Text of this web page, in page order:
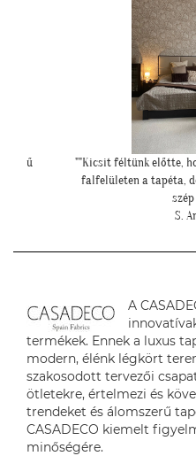
ekkora
""Még egyszer
hogy
Z.
A
termékek. Ennek a luxus
modern, élénk légkört
szakosodott tervezői
ötletekre, értelmezi és
trendeket és álomszerű
CASADECO kiemelt
minőségére.